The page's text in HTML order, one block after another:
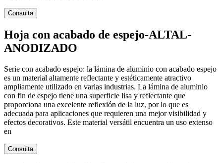
Consulta
Hoja con acabado de espejo-ALTAL-
ANODIZADO
Serie con acabado espejo: la lámina de aluminio con acabado espejo
es un material altamente reflectante y estéticamente atractivo
ampliamente utilizado en varias industrias. La lámina de aluminio
con fin de espejo tiene una superficie lisa y reflectante que
proporciona una excelente reflexión de la luz, por lo que es
adecuada para aplicaciones que requieren una mejor visibilidad y
efectos decorativos. Este material versátil encuentra un uso extenso
en
Consulta